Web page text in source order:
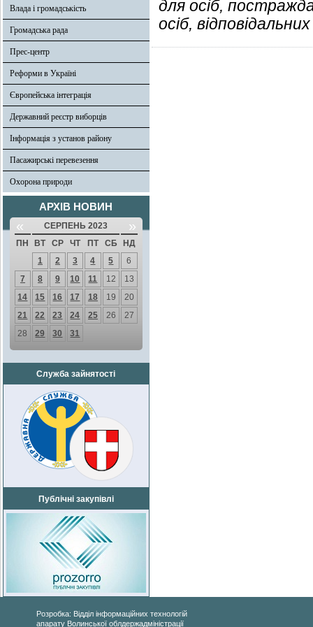
Влада і громадськість
Громадська рада
Прес-центр
Реформи в Україні
Європейська інтеграція
Державний реєстр виборців
Інформація з установ району
Пасажирські перевезення
Охорона природи
АРХІВ НОВИН
« СЕРПЕНЬ 2023 »
ПН ВТ СР ЧТ ПТ СБ
НД
1
2 3 4 5
6
7
8 9 10 11 12
13
14
15 16 17 18 19
20
21
22 23 24 25 26
27
28
29 30 31
Служба зайнятості
Публічні закупівлі
для осіб,
осіб,
Розробка: Відділ інформаційних технологій
апарату Волинської облдержадміністрації